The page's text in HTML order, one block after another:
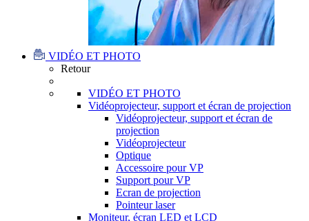
VIDÉO ET PHOTO
Retour
VIDÉO ET PHOTO
Vidéoprojecteur, support et écran de projection
Vidéoprojecteur, support et écran de
projection
Vidéoprojecteur
Optique
Accessoire pour VP
Support pour VP
Ecran de projection
Pointeur laser
Moniteur, écran LED et LCD